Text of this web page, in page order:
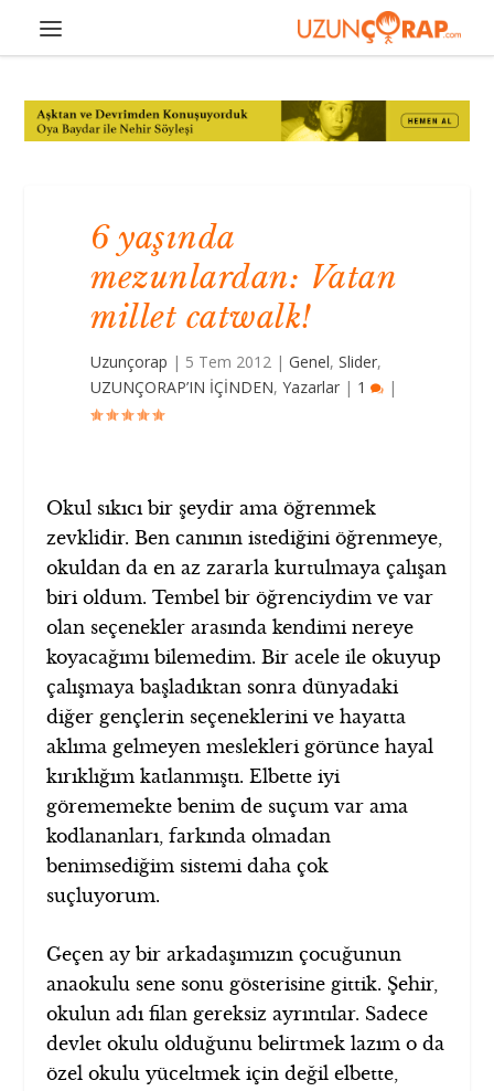
6 yaşında
mezunlardan: Vatan
millet catwalk!
Uzunçorap | 5 Tem 2012 |Genel,Slider,
UZUNÇORAP’IN İÇİNDEN,Yazarlar | 1 |
Okul sıkıcı bir şeydir ama öğrenmek
zevklidir. Ben canının istediğini öğrenmeye,
okuldan da en az zararla kurtulmaya çalışan
biri oldum. Tembel bir öğrenciydim ve var
olan seçenekler arasında kendimi nereye
koyacağımı bilemedim.Bir acele ile okuyup
çalışmaya başladıktan sonra dünyadaki
diğer gençlerin seçeneklerini ve hayatta
aklıma gelmeyen meslekleri görünce hayal
kırıklığım katlanmıştı. Elbette iyi
görememekte benim de suçum var ama
kodlananları, farkında olmadan
benimsediğim sistemi daha çok
suçluyorum.
Geçen ay bir arkadaşımızın çocuğunun
anaokulu sene sonu gösterisine gittik. Şehir,
okulun adı filan gereksiz ayrıntılar. Sadece
devlet okulu olduğunu belirtmek lazım o da
özel okulu yüceltmek için değil elbette,